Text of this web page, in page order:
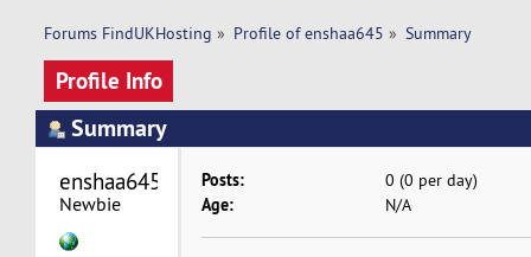
Forums FindUKHosting » Profile of enshaa645 » Summary
Profile Info
Summary
Newbie
Posts: 0 (0 per day)
Age: N/A